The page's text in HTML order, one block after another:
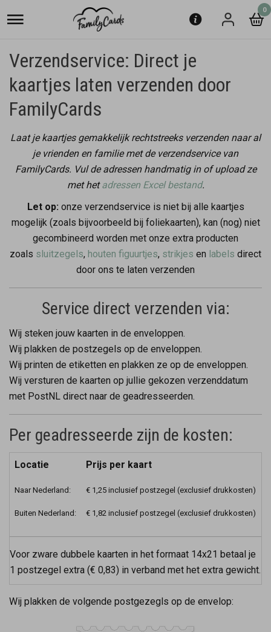
0
Verzendservice: Direct je
kaartjes laten verzenden door
FamilyCards
Laat je kaartjes gemakkelijk rechtstreeks verzenden naar al
je vrienden en familie met de verzendservice van
FamilyCards. Vul de adressen handmatig in of upload ze
met hetadressen Excel bestand.
Let op: onze verzendservice is niet bij alle kaartjes
mogelijk (zoals bijvoorbeeld bij foliekaarten), kan (nog) niet
gecombineerd worden met onze extra producten
zoals sluitzegels, houten figuurtjes, strikjes en labels direct
door ons te laten verzenden
Service direct verzenden via:
Wij steken jouw kaarten in de enveloppen.
Wij plakken de postzegels op de enveloppen.
Wij printen de etiketten en plakken ze op de enveloppen.
Wij versturen de kaarten op jullie gekozen verzenddatum
met PostNL direct naar de geadresseerden.
Per geadresseerde zijn de kosten:
Locatie Prijs per kaart
Naar Nederland: € 1,25 inclusief postzegel (exclusief drukkosten)
Buiten Nederland: € 1,82 inclusief postzegel (exclusief drukkosten)
Voor zware dubbele kaarten in het formaat 14x21 betaal je
1 postzegel extra (€ 0,83) in verband met het extra gewicht.
Wij plakken de volgende postgezegls op de envelop: